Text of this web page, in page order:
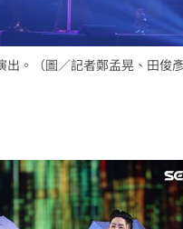
出。（圖／記者鄭孟晃、田俊彥